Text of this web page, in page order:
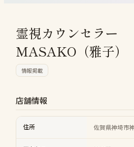
霊視カウンセラー
MASAKO（雅子）
情報掲載
店舗情報
住所 佐賀県神埼市